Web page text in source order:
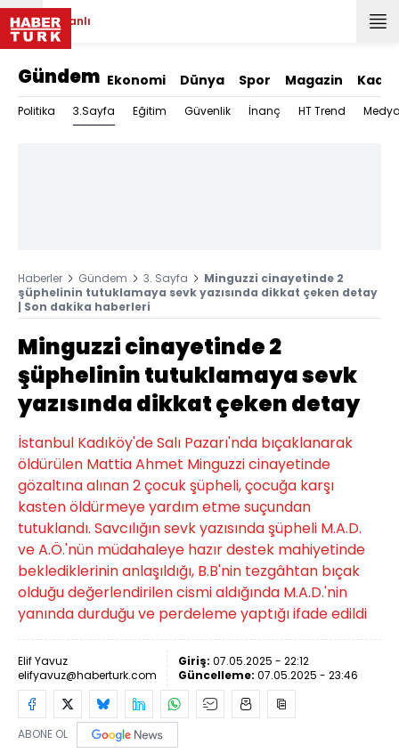
Canlı
Gündem Ekonomi Dünya Spor Magazin Kadın
Politika 3.Sayfa Eğitim Güvenlik İnanç HT Trend
Haberler Gündem 3. Sayfa
Minguzzi cinayetinde 2
şüphelinin tutuklamaya sevk yazısında dikkat çeken detay
| Son dakika haberleri
Minguzzi cinayetinde 2
şüphelinin tutuklamaya sevk
yazısında dikkat çeken detay
İstanbul Kadıköy'de Salı Pazarı'nda bıçaklanarak
öldürülen Mattia Ahmet Minguzzi cinayetinde
gözaltına alınan 2 çocuk şüpheli, çocuğa karşı
kasten öldürmeye yardım etme suçundan
tutuklandı. Savcılığın sevk yazısında şüpheli M.A.D.
ve A.Ö.'nün müdahaleye hazır destek mahiyetinde
beklediklerinin anlaşıldığı, B.B'nin tezgâhtan bıçak
olduğu değerlendirilen cismi aldığında M.A.D.'nin
yanında durduğu ve perdeleme yaptığı ifade edildi
Elif Yavuz
elifyavuz@haberturk.com
Giriş: 07.05.2025 - 22:12
Güncelleme: 07.05.2025 - 23:46
ABONE OL